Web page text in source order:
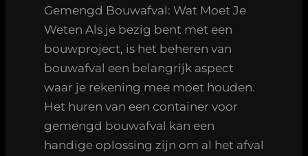
Gemengd Bouwafval: Wat Moet Je
Weten Als je bezig bent met een
bouwproject, is het beheren van
bouwafval een belangrijk aspect
waar je rekening mee moet houden.
Het huren van een container voor
gemengd bouwafval kan een
handige oplossing zijn om al het afval